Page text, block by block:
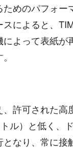
めのパフォー
によると、
によって表紙が
許可された高
ル）と低く、
なり、常に接